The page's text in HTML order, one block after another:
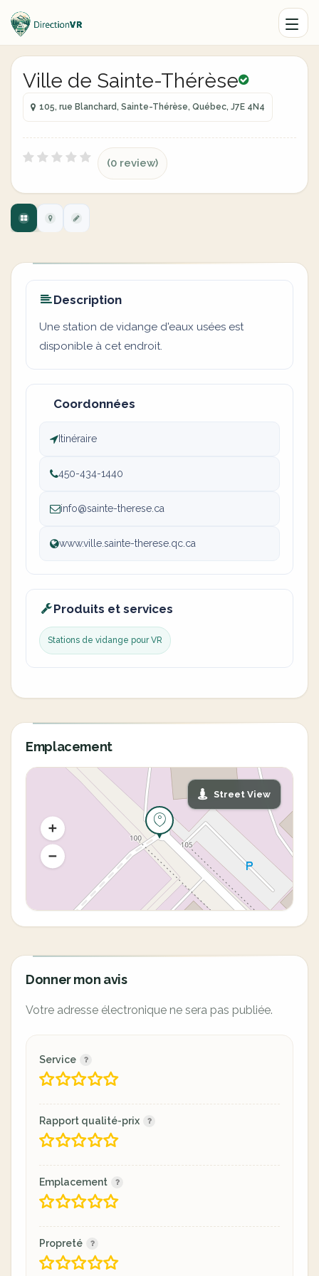
Ville de Sainte-Thérèse
105, rue Blanchard, Sainte-Thérèse, Québec, J7E 4N4
(0 review)
Description
Une station de vidange d'eaux usées est
disponible à cet endroit.
Coordonnées
Itinéraire
450-434-1440
info@sainte-therese.ca
www.ville.sainte-therese.qc.ca
Produits et services
Stations de vidange pour VR
Emplacement
Street View
Donner mon avis
Votre adresse électronique ne sera pas publiée.
Service
Rapport qualité-prix
Emplacement
Propreté